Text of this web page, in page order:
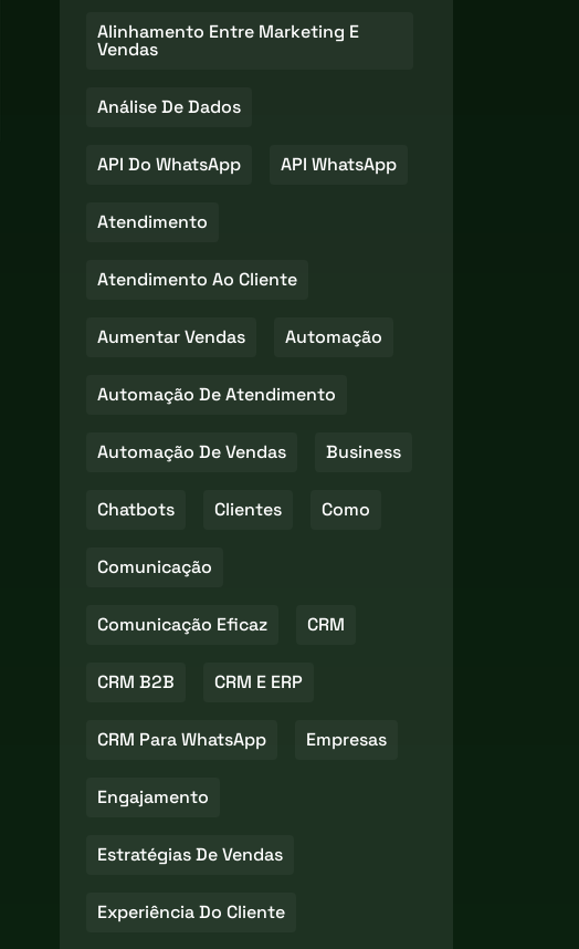
Alinhamento Entre Marketing E
Vendas
Análise De Dados
API Do WhatsApp API WhatsApp
Atendimento
Atendimento Ao Cliente
Aumentar Vendas Automação
Automação De Atendimento
Automação De Vendas Business
Chatbots Clientes Como
Comunicação
Comunicação Eficaz CRM
CRM B2B CRM E ERP
CRM Para WhatsApp Empresas
Engajamento
Estratégias De Vendas
Experiência Do Cliente